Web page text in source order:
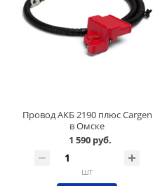
Провод АКБ 2190 плюс Cargen
в Омске
1 590 руб.
шт